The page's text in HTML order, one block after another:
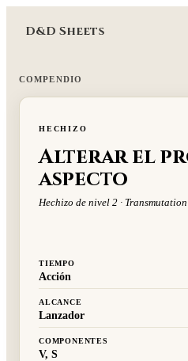
D&D Sheets
COMPENDIO
HECHIZO
Alterar el
aspecto
Hechizo de nivel 2 · Transmutation
TIEMPO
Acción
ALCANCE
Lanzador
COMPONENTES
V, S